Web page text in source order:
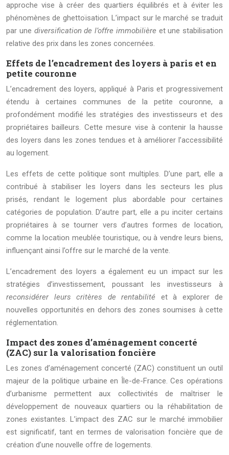
approche vise à créer des quartiers équilibrés et à éviter les
phénomènes de ghettoïsation. L’impact sur le marché se traduit
par une diversification de l’offre immobilière et une stabilisation
relative des prix dans les zones concernées.
Effets de l’encadrement des loyers à paris et en
petite couronne
L’encadrement des loyers, appliqué à Paris et progressivement
étendu à certaines communes de la petite couronne, a
profondément modifié les stratégies des investisseurs et des
propriétaires bailleurs. Cette mesure vise à contenir la hausse
des loyers dans les zones tendues et à améliorer l’accessibilité
au logement.
Les effets de cette politique sont multiples. D’une part, elle a
contribué à stabiliser les loyers dans les secteurs les plus
prisés, rendant le logement plus abordable pour certaines
catégories de population. D’autre part, elle a pu inciter certains
propriétaires à se tourner vers d’autres formes de location,
comme la location meublée touristique, ou à vendre leurs biens,
influençant ainsi l’offre sur le marché de la vente.
L’encadrement des loyers a également eu un impact sur les
stratégies d’investissement, poussant les investisseurs à
reconsidérer leurs critères de rentabilité et à explorer de
nouvelles opportunités en dehors des zones soumises à cette
réglementation.
Impact des zones d’aménagement concerté
(ZAC) sur la valorisation foncière
Les zones d’aménagement concerté (ZAC) constituent un outil
majeur de la politique urbaine en Île-de-France. Ces opérations
d’urbanisme permettent aux collectivités de maîtriser le
développement de nouveaux quartiers ou la réhabilitation de
zones existantes. L’impact des ZAC sur le marché immobilier
est significatif, tant en termes de valorisation foncière que de
création d’une nouvelle offre de logements.